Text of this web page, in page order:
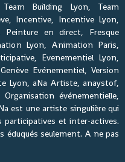
Building Lyon, Team
Incentive, Incentive Lyon,
Peinture en direct, Fresque
Lyon, Animation Paris,
Evenementiel Lyon,
Evénementiel, Version
Lyon, aNa Artiste, anaystof,
événementielle,
est une artiste singulière qui
participatives et inter-actives.
éduqués seulement. A ne pas